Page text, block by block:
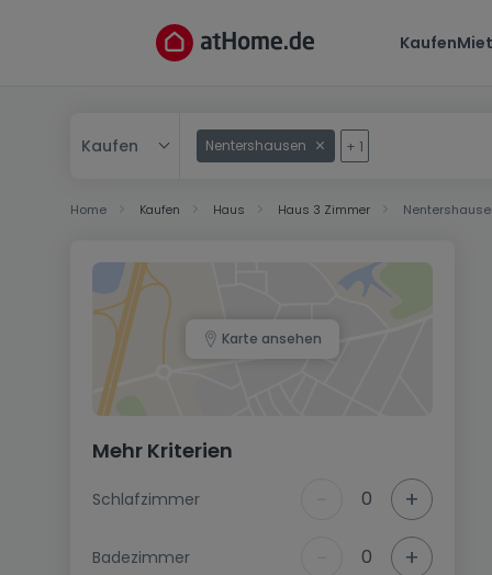
Kaufen
Kaufen Nentershausen + 1
Home Kaufen Haus Haus 3 Zimmer
Karte ansehen
Mehr Kriterien
Schlafzimmer 0 +
Badezimmer 0 +